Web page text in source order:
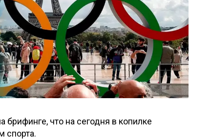
что на сегодня в копилке
спорта.